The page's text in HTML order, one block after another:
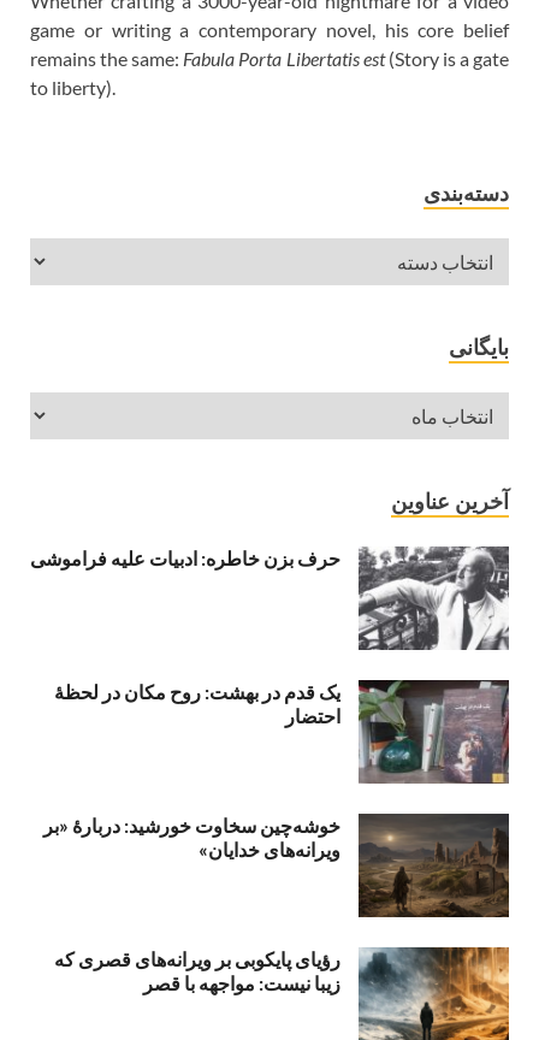
game or writing a contemporary novel, his core belief
remains the same: Fabula Porta Libertatis est(Story is a gate
to liberty).
دسته‌بندی
بایگانی
آخرین عناوین
حرف بزن خاطره: ادبیات علیه فراموشی
یک قدم در بهشت: روح مکان در لحظهٔ
احتضار
خوشه‌چین سخاوت خورشید: دربارهٔ «بر
ویرانه‌های خدایان»
رؤیای پایکوبی بر ویرانه‌های قصری که
زیبا نیست: مواجهه با قصر